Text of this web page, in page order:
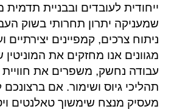
ייחודית לעובדים ובבניית
שמעניקה יתרון תחרותי בשוק
ניתוח צרכים, קמפיינים יצירתיים
מגוונים אנו מחזקים את
עבודה נחשק, משפרים את חוויית
תהליכי גיוס ושימור. אם ברצונכם
מעסיק מנצח שימשוך טאלנטים